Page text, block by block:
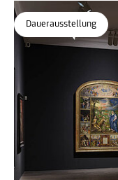
Dauerausstellung